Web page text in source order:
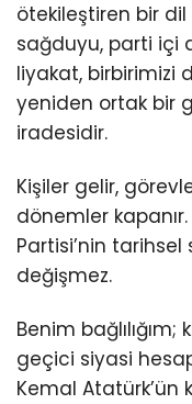
ötekileştiren bir dil
sağduyu, parti içi
liyakat, birbirimizi
yeniden ortak bir
iradesidir.
Kişiler gelir,
dönemler
Partisi’nin
değişmez.
Benim
geçici siyasi
Kemal Atatürk’ün